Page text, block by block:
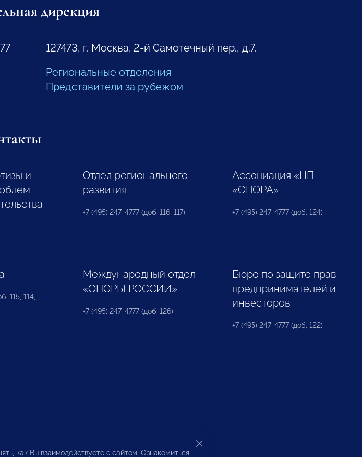
дирекция
127473, г. Москва, 2-й Самотечный пер., д.7.
Региональные отделения
Представители за рубежом
и
Отдел регионального
развития
+7 (495) 247-4777 (доб. 116, 117)
Ассоциация «НП
«ОПОРА»
+7 (495) 247-4777 (доб. 124)
115, 114,
Международный отдел
«ОПОРЫ РОССИИ»
+7 (495) 247-4777 (доб. 126)
Бюро по защите прав
предпринимателей и
инвесторов
+7 (495) 247-4777 (доб. 122)
как Вы взаимодействуете с сайтом. Ознакомиться